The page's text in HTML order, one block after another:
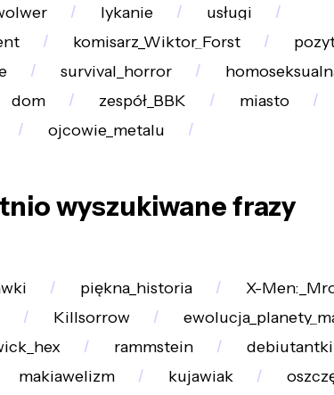
lykanie
usługi
komisarz_Wiktor_Forst
survival_horror
dom zespół_BBK
miasto
ojcowie_metalu
wyszukiwane frazy
piękna_historia
X-
Killsorrow
rammstein
debiutantki
makiawelizm kujawiak